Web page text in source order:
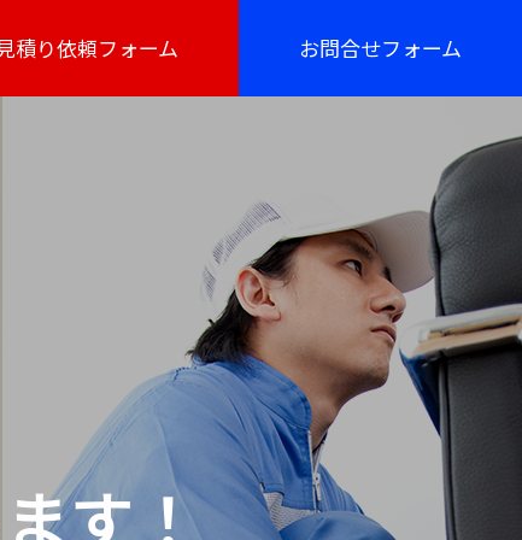
積り依頼フォーム お問合せフォーム
す！